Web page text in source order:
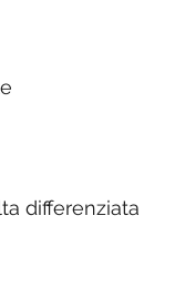
differenziata